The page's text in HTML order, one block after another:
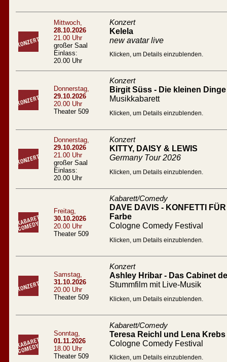
Mittwoch,
28.10.2026
21.00 Uhr
großer Saal
Einlass:
20.00 Uhr
Konzert
Kelela
new avatar live
Klicken, um Details einzublenden.
Donnerstag,
29.10.2026
20.00 Uhr
Theater 509
Konzert
Birgit Süss - Die kleinen Dinge
Musikkabarett
Klicken, um Details einzublenden.
Donnerstag,
29.10.2026
21.00 Uhr
großer Saal
Einlass:
20.00 Uhr
Konzert
KITTY, DAISY & LEWIS
Germany Tour 2026
Klicken, um Details einzublenden.
Freitag,
30.10.2026
20.00 Uhr
Theater 509
Kabarett/Comedy
DAVE DAVIS - KONFETTI
Farbe
Cologne Comedy Festival
Klicken, um Details einzublenden.
Samstag,
31.10.2026
20.00 Uhr
Theater 509
Konzert
Ashley Hribar - Das Cabinet
Stummfilm mit Live-Musik
Klicken, um Details einzublenden.
Sonntag,
01.11.2026
18.00 Uhr
Theater 509
Kabarett/Comedy
Teresa Reichl und Lena
Cologne Comedy Festival
Klicken, um Details einzublenden.